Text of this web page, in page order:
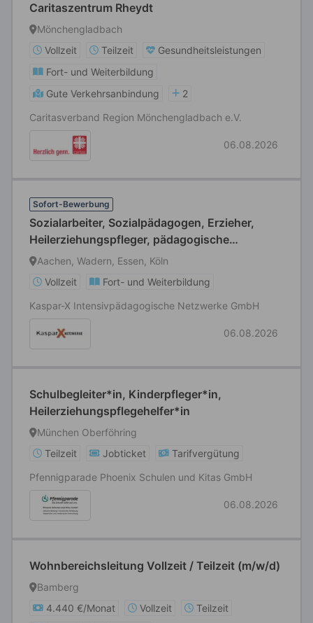
Caritaszentrum Rheydt
Mönchengladbach
Vollzeit
Teilzeit
Gesundheitsleistungen
Fort- und Weiterbildung
Gute Verkehrsanbindung
2
Caritasverband Region Mönchengladbach e.V.
06.08.2026
Sofort-Bewerbung
Sozialarbeiter, Sozialpädagogen, Erzieher,
Heilerziehungspfleger, pädagogische
Fachkräfte (m/w/d)
Aachen, Wadern, Essen, Köln
Vollzeit
Fort- und Weiterbildung
Kaspar-X Intensivpädagogische Netzwerke GmbH
06.08.2026
Schulbegleiter*in, Kinderpfleger*in,
Heilerziehungspflegehelfer*in
München Oberföhring
Teilzeit
Jobticket
Tarifvergütung
Pfennigparade Phoenix Schulen und Kitas GmbH
06.08.2026
Wohnbereichsleitung Vollzeit / Teilzeit (m/w/d)
Bamberg
4.440 €/Monat
Vollzeit
Teilzeit